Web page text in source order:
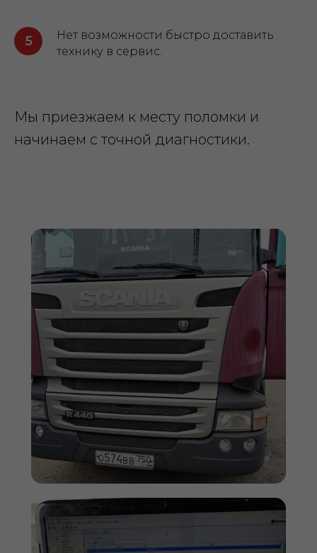
Нет возможности быстро доставить
технику в сервис.
Мы приезжаем к месту поломки и
начинаем с точной диагностики.